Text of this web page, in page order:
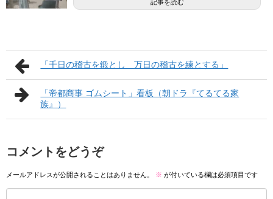
記事を読む
「千日の稽古を鍛とし 万日の稽古を練とする」
「帝都商事 ゴムシート」看板（朝ドラ『てるてる家
族』）
コメントをどうぞ
メールアドレスが公開されることはありません。 ※ が付いている欄は必須項目です